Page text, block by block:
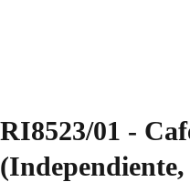
RI8523/01 -